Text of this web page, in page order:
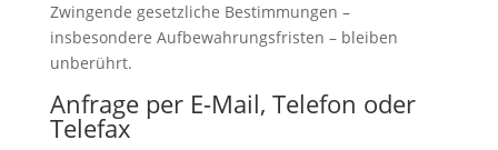
Zwingende gesetzliche Bestimmungen –
insbesondere Aufbewahrungsfristen – bleiben
unberührt.
Anfrage per E-Mail, Telefon oder
Telefax